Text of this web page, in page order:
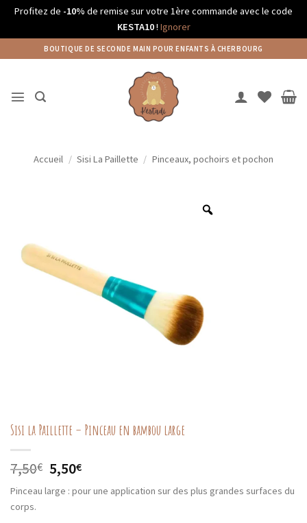
Profitez de -10% de remise sur votre 1ère commande avec le code
KESTA10! Ignorer
au
BOUTIQUE DE SECONDE MAIN POUR ENFANTS À CHERBOURG
Accueil / Sisi La Paillette / Pinceaux, pochoirs et pochon
Sisi la Paillette – Pinceau en bambou large
7,50€ Le
prix
initial
5,50€Le
actuel
Pinceau large : pour une application sur des plus grandes surfaces du
corps.